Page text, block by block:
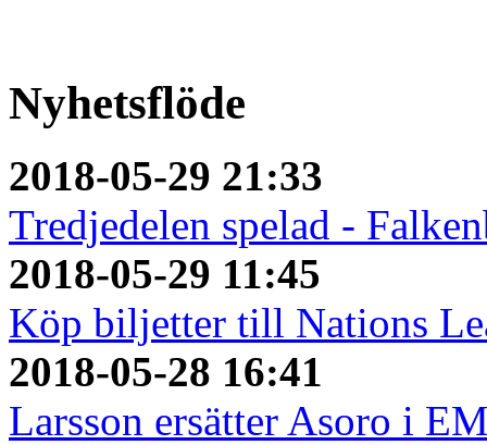
Nyhetsflöde
2018-05-29 21:33
Tredjedelen spelad -
2018-05-29 11:45
Köp biljetter till Nations
2018-05-28 16:41
Larsson ersätter Asoro i